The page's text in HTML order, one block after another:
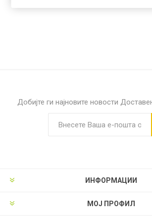
Добијте ги најновите новости
ИНФОРМАЦИИ
МОЈ ПРОФИЛ